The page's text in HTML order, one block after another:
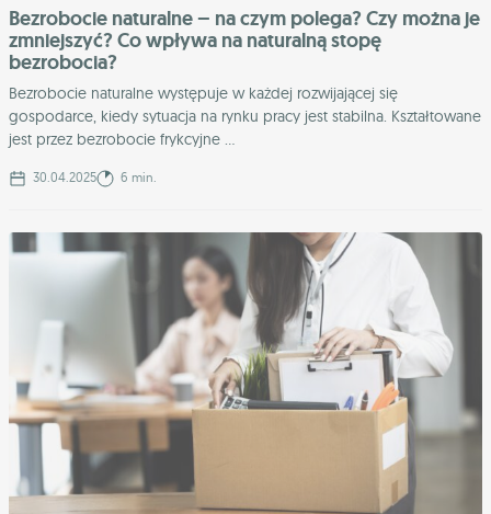
Bezrobocie naturalne – na czym polega? Czy można je
zmniejszyć? Co wpływa na naturalną stopę
bezrobocia?
Bezrobocie naturalne występuje w każdej rozwijającej się
gospodarce, kiedy sytuacja na rynku pracy jest stabilna. Kształtowane
jest przez bezrobocie frykcyjne ...
30.04.2025 6 min.